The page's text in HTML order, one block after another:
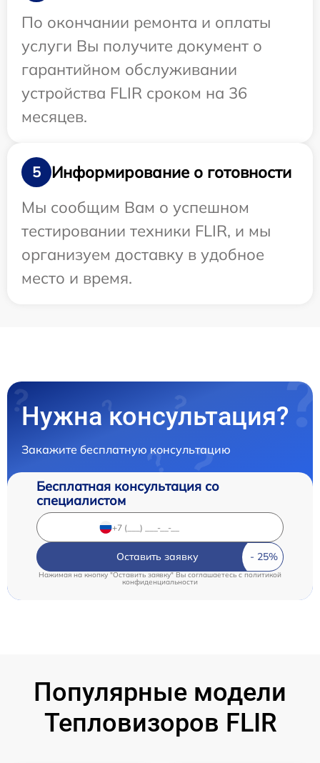
По окончании ремонта и оплаты
услуги Вы получите документ о
гарантийном обслуживании
устройства FLIR сроком на 36
месяцев.
5
Информирование о готовности
Мы сообщим Вам о успешном
тестировании техники FLIR, и мы
организуем доставку в удобное
место и время.
Нужна консультация?
Закажите бесплатную консультацию
Бесплатная консультация со
специалистом
Оставить заявку
Нажимая на кнопку "Оставить заявку" Вы соглашаетесь c политикой
конфиденциальности
Популярные модели
Тепловизоров FLIR